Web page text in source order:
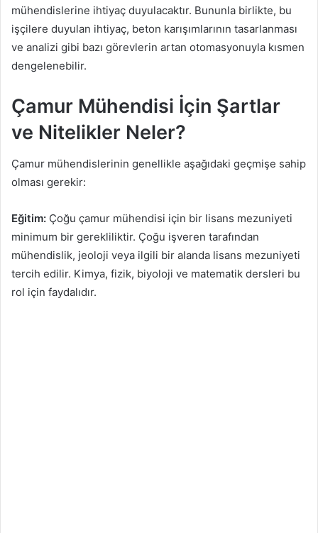
mühendislerine ihtiyaç duyulacaktır. Bununla birlikte, bu
işçilere duyulan ihtiyaç, beton karışımlarının tasarlanması
ve analizi gibi bazı görevlerin artan otomasyonuyla kısmen
dengelenebilir.
Çamur Mühendisi İçin Şartlar
ve Nitelikler Neler?
Çamur mühendislerinin genellikle aşağıdaki geçmişe sahip
olması gerekir:
Eğitim: Çoğu çamur mühendisi için bir lisans mezuniyeti
minimum bir gerekliliktir. Çoğu işveren tarafından
mühendislik, jeoloji veya ilgili bir alanda lisans mezuniyeti
tercih edilir. Kimya, fizik, biyoloji ve matematik dersleri bu
rol için faydalıdır.